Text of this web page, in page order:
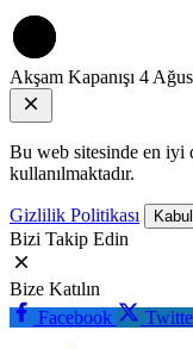
Akşam Kapanışı 4
Bu web sitesinde en iyi
kullanılmaktadır.
Gizlilik Politikası Kabul
Bizi Takip Edin
Bize Katılın
Facebook